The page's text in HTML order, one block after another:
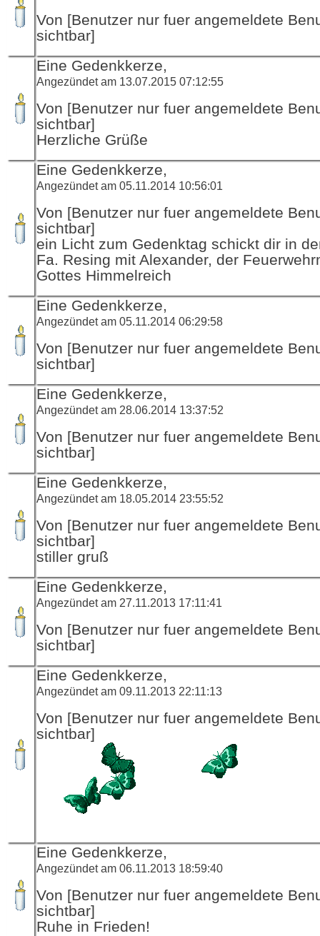
Von [Benutzer nur fuer angemeldete
sichtbar]
Eine Gedenkkerze,
Angezündet am 13.07.2015 07:12:55
Von [Benutzer nur fuer angemeldete
sichtbar]
Herzliche Grüße
Eine Gedenkkerze,
Angezündet am 05.11.2014 10:56:01
Von [Benutzer nur fuer angemeldete
sichtbar]
ein Licht zum Gedenktag schickt dir in
Fa. Resing mit Alexander, der
Gottes Himmelreich
Eine Gedenkkerze,
Angezündet am 05.11.2014 06:29:58
Von [Benutzer nur fuer angemeldete
sichtbar]
Eine Gedenkkerze,
Angezündet am 28.06.2014 13:37:52
Von [Benutzer nur fuer angemeldete
sichtbar]
Eine Gedenkkerze,
Angezündet am 18.05.2014 23:55:52
Von [Benutzer nur fuer angemeldete
sichtbar]
stiller gruß
Eine Gedenkkerze,
Angezündet am 27.11.2013 17:11:41
Von [Benutzer nur fuer angemeldete
sichtbar]
Eine Gedenkkerze,
Angezündet am 09.11.2013 22:11:13
Von [Benutzer nur fuer angemeldete
sichtbar]
Eine Gedenkkerze,
Angezündet am 06.11.2013 18:59:40
Von [Benutzer nur fuer angemeldete
sichtbar]
Ruhe in Frieden!